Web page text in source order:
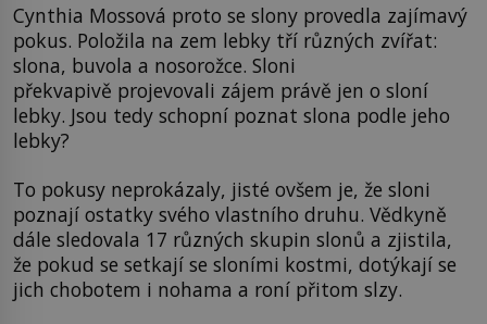
Cynthia Mossová proto se slony provedla zajímavý
pokus. Položila na zem lebky tří různých zvířat:
slona, buvola a nosorožce. Sloni
překvapivě projevovali zájem právě jen o sloní
lebky. Jsou tedy schopní poznat slona podle jeho
lebky?
To pokusy neprokázaly, jisté ovšem je, že sloni
poznají ostatky svého vlastního druhu. Vědkyně
dále sledovala 17 různých skupin slonů a zjistila,
že pokud se setkají se sloními kostmi, dotýkají se
jich chobotem i nohama a roní přitom slzy.